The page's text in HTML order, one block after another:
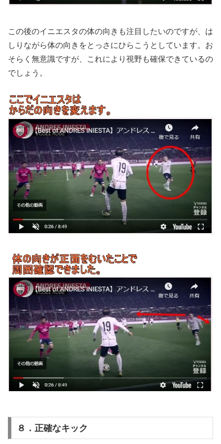
この後のイニエスタの体の向きも注目したいのですが、は
しりながら体の向きをとっさにひらこうとしています。お
そらく無意識ですが、これにより視野も確保できているの
でしょう。
８．正確なキック